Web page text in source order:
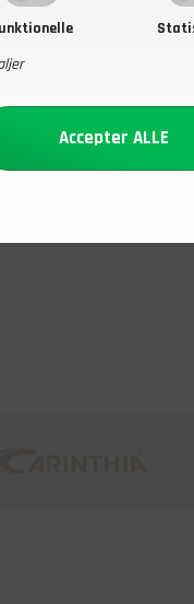
DKK
i vandtæt nylon 39x12 1/